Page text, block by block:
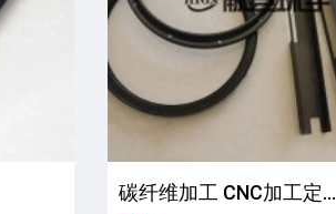
碳纤维加工 CNC加工定...